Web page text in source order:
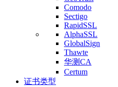
Comodo
Sectigo
RapidSSL
AlphaSSL
GlobalSign
Thawte
华测CA
Certum
证书类型